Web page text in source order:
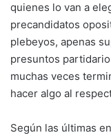
quienes lo van a
precandidatos
plebeyos, apenas
presuntos
muchas veces
hacer algo al
Según las últimas